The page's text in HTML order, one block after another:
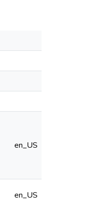
en_US
en_US